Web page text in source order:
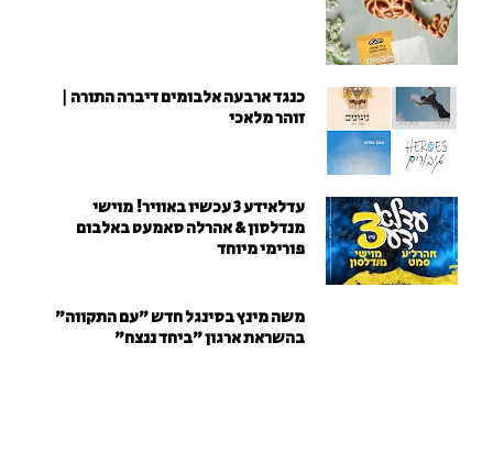
כנגד ארבעה אלבומים דיברה התורה |
זוהר מלאכי
עדלאידע 3 עכשיו באוויר! מוישי
מנדלסון & אהרלה סאמעט באלבום
פורימי מיוחד
משה מינץ בסינגל חדש ״עם התקווה״
בהשראת ארגון "ביחד ננצח"